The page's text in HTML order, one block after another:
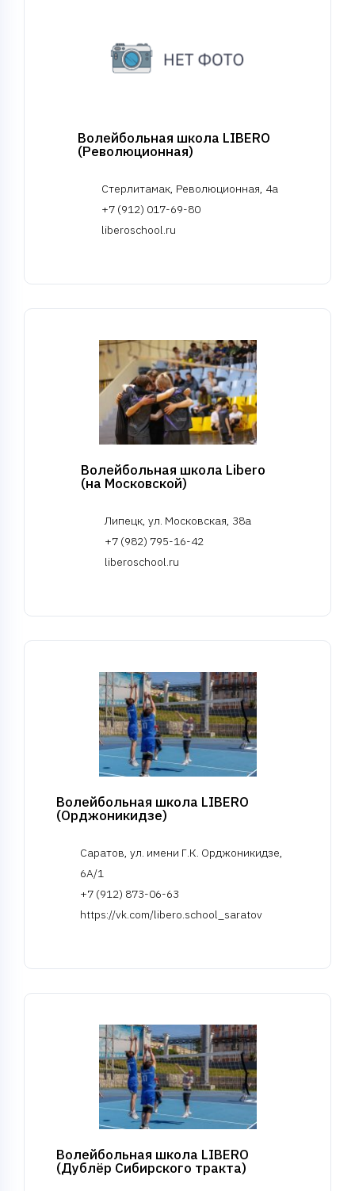
Волейбольная школа LIBERO
(Революционная)
Стерлитамак, Революционная, 4а
+7 (912) 017-69-80
liberoschool.ru
Волейбольная школа Libero
(на Московской)
Липецк, ул. Московская, 38а
+7 (982) 795-16-42
liberoschool.ru
Волейбольная школа LIBERO
(Орджоникидзе)
Саратов, ул. имени Г.К. Орджоникидзе,
6А/1
+7 (912) 873-06-63
https://vk.com/libero.school_saratov
Волейбольная школа LIBERO
(Дублёр Сибирского тракта)